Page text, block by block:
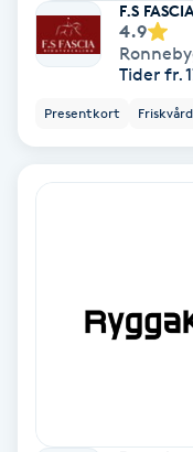
Naglar borttagning
Naglar reparation
Naprapati
F.S
4.9
Tider fr.
Presentkort Friskvård